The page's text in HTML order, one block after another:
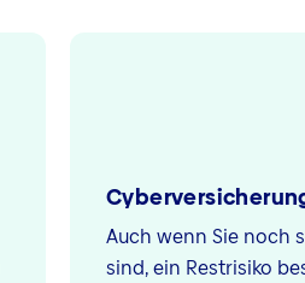
Auch wenn Sie noch
sind, ein Restrisiko